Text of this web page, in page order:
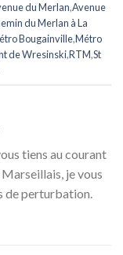
du Merlan,Avenue
du Merlan à La
Bougainville,Métro
de Wresinski,RTM,St
tiens au courant
je vous
de perturbation.